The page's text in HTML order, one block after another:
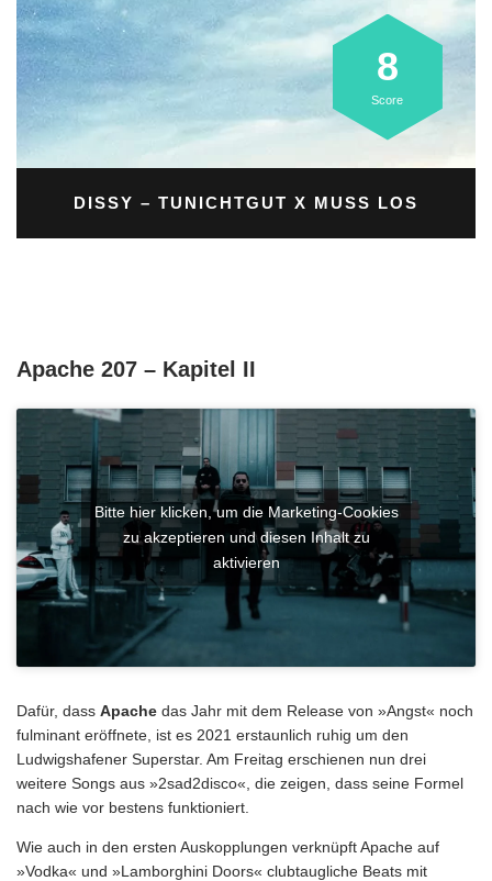
DISSY – TUNICHTGUT X MUSS LOS
8
Score
Apache 207 – Kapitel II
Bitte hier klicken, um die Marketing-Cookies
zu akzeptieren und diesen Inhalt zu
aktivieren
Dafür, dass Apache das Jahr mit dem Release von »Angst« noch
fulminant eröffnete, ist es 2021 erstaunlich ruhig um den
Ludwigshafener Superstar. Am Freitag erschienen nun drei
weitere Songs aus »2sad2disco«, die zeigen, dass seine Formel
nach wie vor bestens funktioniert.
Wie auch in den ersten Auskopplungen verknüpft Apache auf
»Vodka« und »Lamborghini Doors« clubtaugliche Beats mit